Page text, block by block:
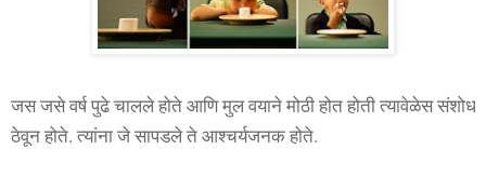
जस जसे वर्ष पुढे चालले होते आणि मुल वयाने मोठी होत होती त्यावेळेस संशोधक
ठेवून होते. त्यांना जे सापडले ते आश्चर्यजनक होते.